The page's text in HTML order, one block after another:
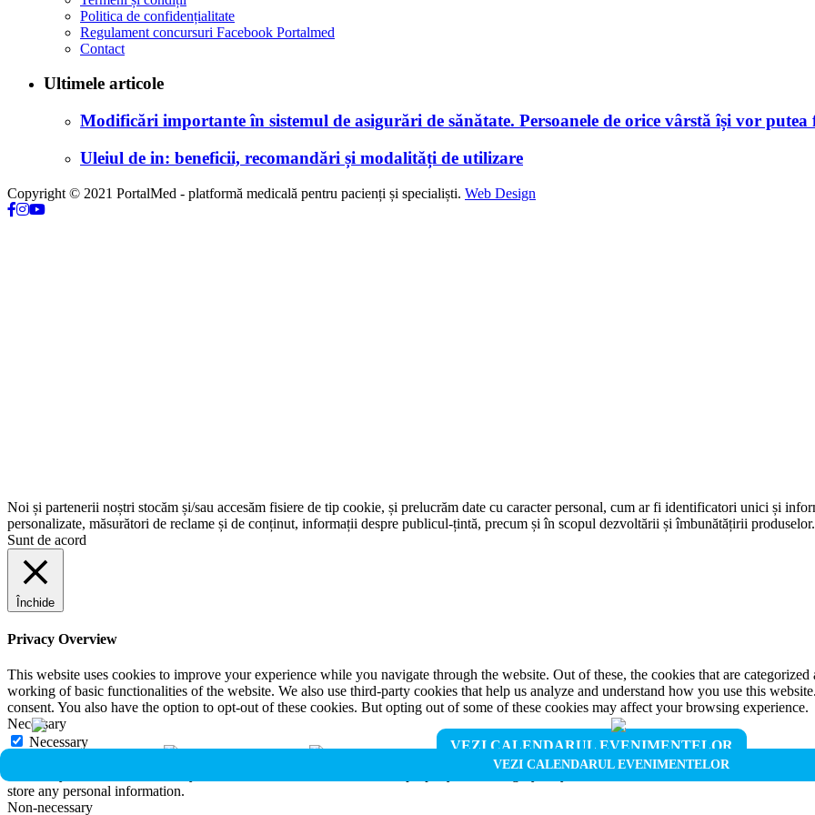
VEZI CALENDARUL EVENIMENTELOR
VEZI CALENDARUL EVENIMENTELOR
Politica de confidențialitate
Regulament concursuri Facebook Portalmed
Contact
Ultimele articole
Modificări importante în sistemul de asigurări de sănătate. Persoanele de orice vârstă își vor
Uleiul de in: beneficii, recomandări și modalități de utilizare
Copyright © 2021 PortalMed - platformă medicală pentru pacienți și specialiști. Web Design
Noi și partenerii noștri stocăm și/sau accesăm fisiere de tip cookie, și prelucrăm date cu caracter personal, cum ar fi identificatori unici și
personalizate, măsurători de reclame și de conținut, informații despre publicul-țintă, precum și în scopul dezvoltării și îmbunătățirii produselor.
Sunt de acord
Închide
Privacy Overview
This website uses cookies to improve your experience while you navigate through the website. Out of these, the cookies that are categorized
working of basic functionalities of the website. We also use third-party cookies that help us analyze and understand how you use this
consent. You also have the option to opt-out of these cookies. But opting out of some of these cookies may affect your browsing experience.
Necessary
Necessary
store any personal information.
Non-necessary